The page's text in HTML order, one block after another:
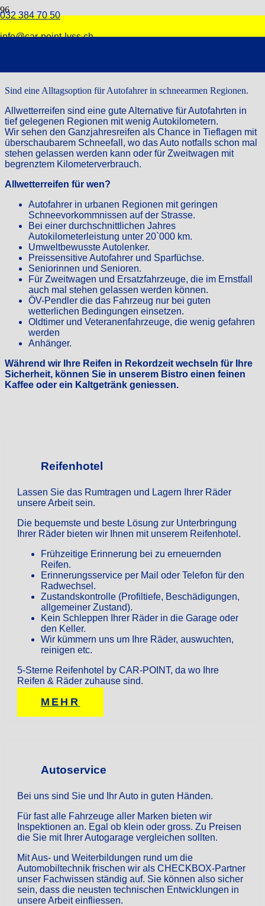
032 384 70 50
info@car-point-lyss.chGanzjahresreifen
Sind eine Alltagsoption für Autofahrer in schneearmen Regionen.
Allwetterreifen sind eine gute Alternative für Autofahrten in
tief gelegenen Regionen mit wenig Autokilometern.
Wir sehen den Ganzjahresreifen als Chance in Tieflagen mit
überschaubarem Schneefall, wo das Auto notfalls schon mal
stehen gelassen werden kann oder für Zweitwagen mit
begrenztem Kilometerverbrauch.
Allwetterreifen für wen?
Autofahrer in urbanen Regionen mit geringen
Schneevorkommnissen auf der Strasse.
Bei einer durchschnittlichen Jahres
Autokilometerleistung unter 20`000 km.
Umweltbewusste Autolenker.
Preissensitive Autofahrer und Sparfüchse.
Seniorinnen und Senioren.
Für Zweitwagen und Ersatzfahrzeuge, die im Ernstfall
auch mal stehen gelassen werden können.
ÖV-Pendler die das Fahrzeug nur bei guten
wetterlichen Bedingungen einsetzen.
Oldtimer und Veteranenfahrzeuge, die wenig gefahren
werden
Anhänger.
Während wir Ihre Reifen in Rekordzeit wechseln für Ihre
Sicherheit, können Sie in unserem Bistro einen feinen
Kaffee oder ein Kaltgetränk geniessen.
Reifenhotel
Lassen Sie das Rumtragen und Lagern Ihrer Räder
unsere Arbeit sein.
Die bequemste und beste Lösung zur Unterbringung
Ihrer Räder bieten wir Ihnen mit unserem Reifenhotel.
Frühzeitige Erinnerung bei zu erneuernden
Reifen.
Erinnerungsservice per Mail oder Telefon für den
Radwechsel.
Zustandskontrolle (Profiltiefe, Beschädigungen,
allgemeiner Zustand).
Kein Schleppen Ihrer Räder in die Garage oder
den Keller.
Wir kümmern uns um Ihre Räder, auswuchten,
reinigen etc.
5-Sterne Reifenhotel by CAR-POINT, da wo Ihre
Reifen & Räder zuhause sind.
MEHR
Autoservice
Bei uns sind Sie und Ihr Auto in guten Händen.
Für fast alle Fahrzeuge aller Marken bieten wir
Inspektionen an. Egal ob klein oder gross. Zu Preisen
die Sie mit Ihrer Autogarage vergleichen sollten.
Mit Aus- und Weiterbildungen rund um die
Automobiltechnik frischen wir als CHECKBOX-Partner
unser Fachwissen ständig auf. Sie können also sicher
sein, dass die neusten technischen Entwicklungen in
unsere Arbeit einfliessen.